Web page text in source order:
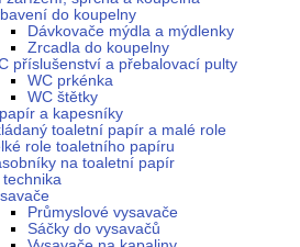
do koupelny
Dávkovače mýdla a mýdlenky
Zrcadla do koupelny
příslušenství a přebalovací pulty
WC prkénka
WC štětky
a kapesníky
toaletní papír a malé role
role toaletního papíru
na toaletní papír
technika
Průmyslové vysavače
Sáčky do vysavačů